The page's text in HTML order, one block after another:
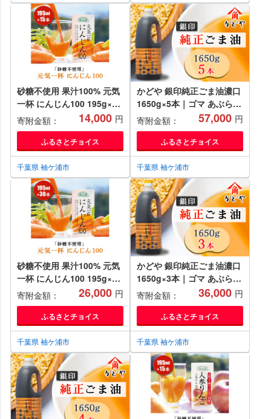
砂糖不使用 果汁100% 元気
一杯 にんじん100 195g×15
本 順造選｜無添加 無塩 健
康 人参 ジュース ドリンク
カロテン 長期保存 [0461]
寄附金額： 14,000 円
ふるさとチョイス
千葉県 袖ケ浦市
かどや 銀印純正ごま油濃口
1650g×5本｜ゴマ あぶら
業務用 お徳用 大容量 調味
料 純正 濃口 胡麻 セサミ
[0515]
寄附金額： 57,000 円
ふるさとチョイス
千葉県 袖ケ浦市
砂糖不使用 果汁100% 元気
一杯 にんじん100 195g×30
本 順造選｜無添加 無塩 健
康 人参 ドリンク カロテン
長期保存 [0430ch]
寄附金額： 26,000 円
ふるさとチョイス
千葉県 袖ケ浦市
かどや 銀印純正ごま油濃口
1650g×3本｜ゴマ あぶら
業務用 お徳用 大容量 調味
料 純正 濃口 胡麻 セサミ
[0513]
寄附金額： 36,000 円
ふるさとチョイス
千葉県 袖ケ浦市